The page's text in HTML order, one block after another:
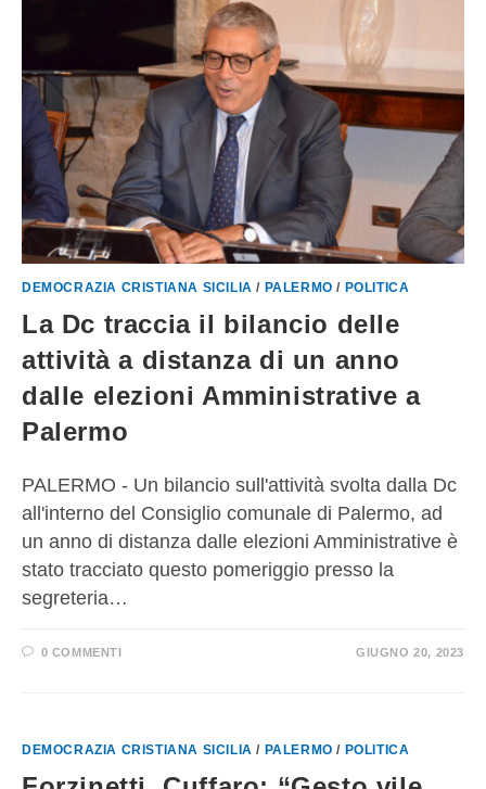
DEMOCRAZIA CRISTIANA SICILIA / PALERMO / POLITICA
La Dc traccia il bilancio delle
attività a distanza di un anno
dalle elezioni Amministrative a
Palermo
PALERMO - Un bilancio sull'attività svolta dalla Dc
all'interno del Consiglio comunale di Palermo, ad
un anno di distanza dalle elezioni Amministrative è
stato tracciato questo pomeriggio presso la
segreteria…
0 COMMENTI GIUGNO 20, 2023
DEMOCRAZIA CRISTIANA SICILIA / PALERMO / POLITICA